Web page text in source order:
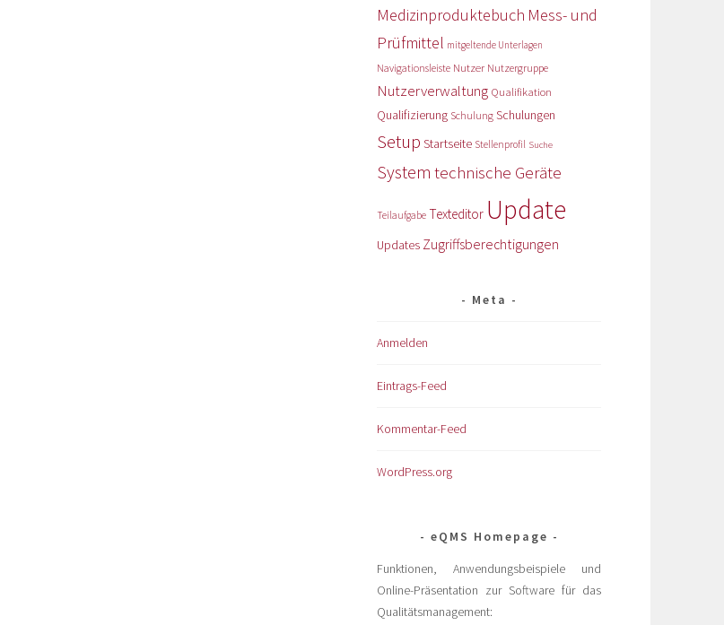
Medizinproduktebuch Mess- und
Prüfmittel mitgeltende Unterlagen
Navigationsleiste Nutzer Nutzergruppe
Nutzerverwaltung Qualifikation
Qualifizierung Schulung Schulungen
Setup Startseite Stellenprofil Suche
System technische Geräte
Teilaufgabe Texteditor Update
Updates Zugriffsberechtigungen
Meta
Anmelden
Eintrags-Feed
Kommentar-Feed
WordPress.org
eQMS Homepage
Funktionen, Anwendungsbeispiele und
Online-Präsentation zur Software für das
Qualitätsmanagement: